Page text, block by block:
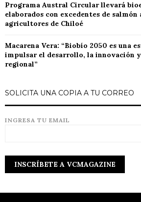
Programa Austral Circular llevará
elaborados con excedentes de salmón
agricultores de Chiloé
Macarena Vera: “Biobío 2050 es una
impulsar el desarrollo, la innovación
regional”
SOLICITA UNA COPIA A TU CORREO
INGRESA TU EMAIL